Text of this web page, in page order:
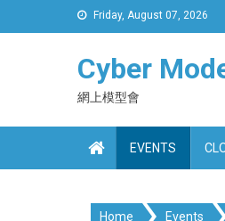
to
Friday, August 07, 2026
Cyber
網上模型會
EVENTS
Home Events